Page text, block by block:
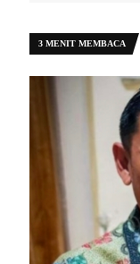
3 MENIT MEMBACA